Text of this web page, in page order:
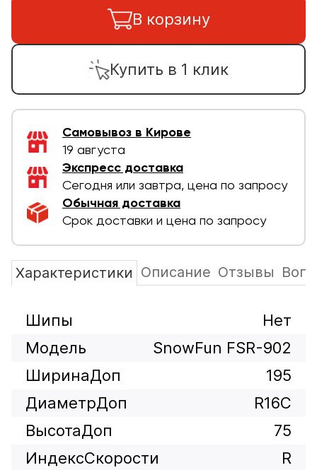
В корзину
Купить в 1 клик
Самовывоз в Кирове
19 августа
Экспресс доставка
Сегодня или завтра, цена по запросу
Обычная доставка
Срок доставки и цена по запросу
Характеристики Описание Отзывы
Шипы
Нет
Модель
SnowFun FSR-902
ШиринаДоп
195
ДиаметрДоп
R16C
ВысотаДоп
75
ИндексСкорости
R